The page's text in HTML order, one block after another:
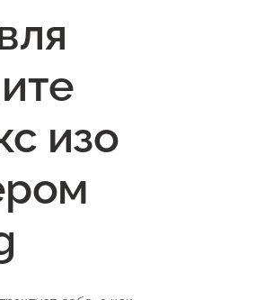
изо